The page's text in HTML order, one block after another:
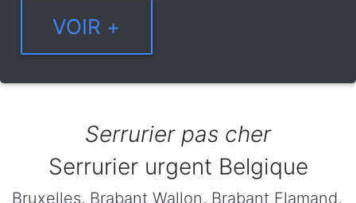
Serrurier pas cher
Serrurier urgent Belgique
Bruxelles, Brabant Wallon, Brabant Flamand,